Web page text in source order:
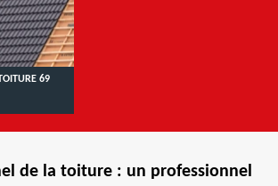
69
de la toiture : un professionnel